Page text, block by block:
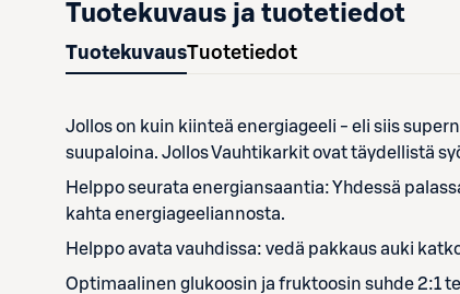
Tuotekuvaus ja tuotetiedot
TuotekuvausTuotetiedot
Jollos on kuin kiinteä energiageeli - eli siis
suupaloina. Jollos Vauhtikarkit ovat täydellistä
Helppo seurata energiansaantia: Yhdessä
kahta energiageeliannosta.
Helppo avata vauhdissa: vedä pakkaus auki
Optimaalinen glukoosin ja fruktoosin suhde 2:1